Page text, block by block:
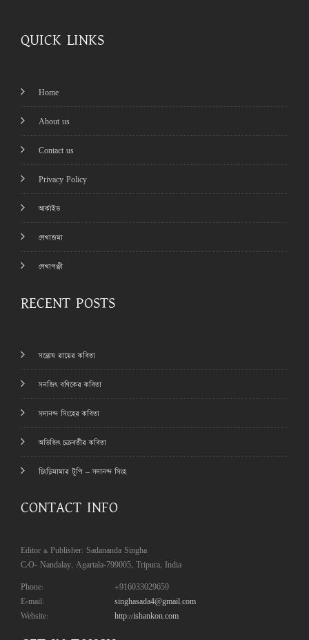
QUICK LINKS
Home
About us
Contact us
Privacy Policy
আর্কাইভ
লেখাজমা
লেখাপঞ্জী
RECENT POSTS
সন্তোষ রায়ের কবিতা
সনজিৎ বণিকের কবিতা
সদানন্দ সিংহের কবিতা
অভিজিৎ চক্রবর্তীর কবিতা
চিংড়িমামার টুপি – সদানন্দ সিংহ
CONTACT INFO
Editor & Publisher: Sadananda Singha
C/O- Nandalay, Agartala-799005, Tripura, India
Phone:
+916033029659
E-mail:
singhasada4@gmail.com
Website:
http://ishankon.com